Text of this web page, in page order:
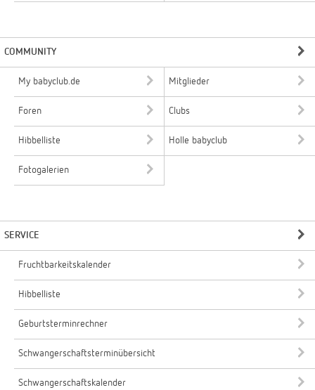
COMMUNITY
My babyclub.de Mitglieder
Foren Clubs
Hibbelliste Holle babyclub
Fotogalerien
SERVICE
Fruchtbarkeitskalender
Hibbelliste
Geburtsterminrechner
Schwangerschaftsterminübersicht
Schwangerschaftskalender